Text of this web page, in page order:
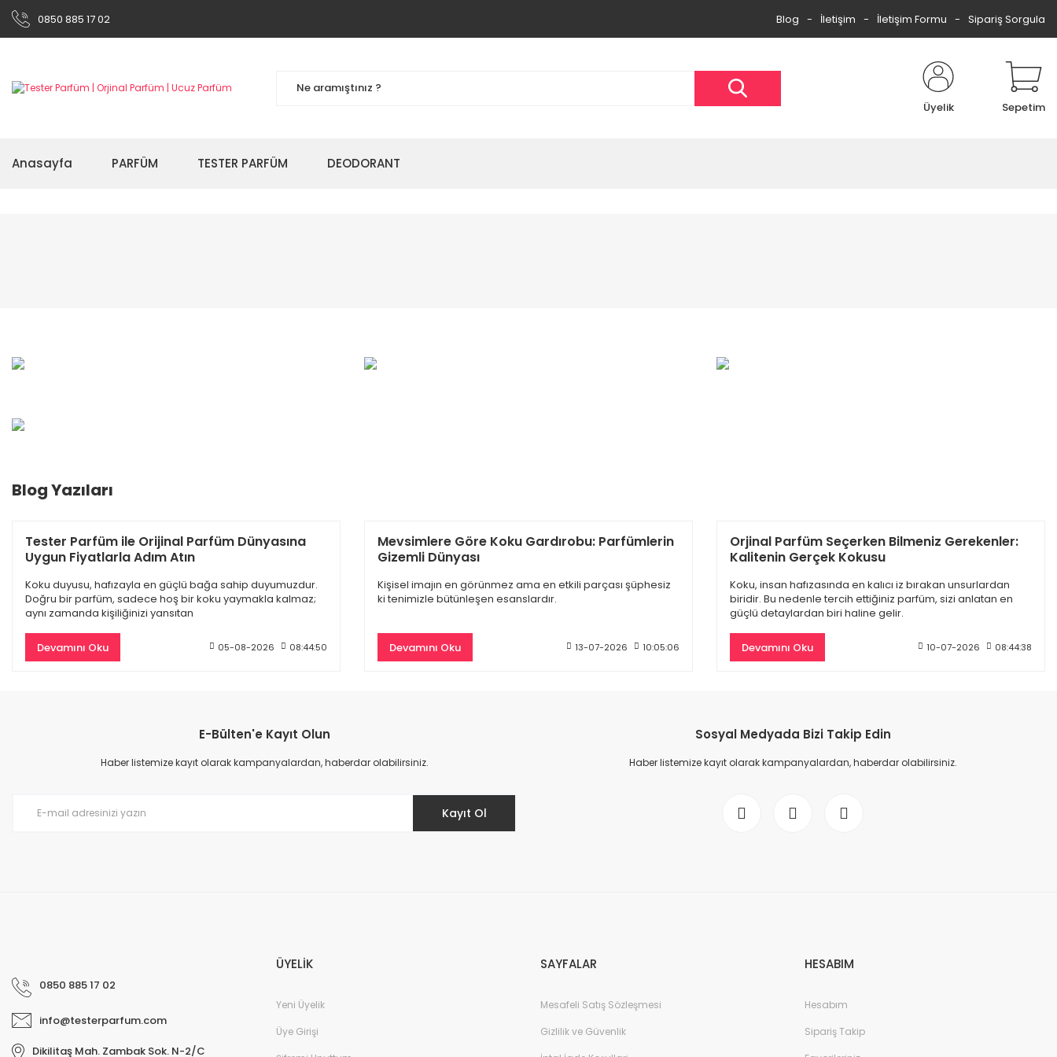
0850 885 17 02 Blog İletişim İletişim Formu Sipariş Sorgula
Üyelik Sepetim
Anasayfa PARFÜM TESTER PARFÜM DEODORANT
Dior Sauvage Edp Erkek Parfüm 100 Ml
4.845,00 TL 9.500,00 TL
11.330,00 TL
4.880,60 TL 10.610,00 TL
Blog Yazıları
Tester Parfüm ile Orijinal Parfüm Dünyasına
Uygun Fiyatlarla Adım Atın
Koku duyusu, hafızayla en güçlü bağa sahip duyumuzdur.
Doğru bir parfüm, sadece hoş bir koku yaymakla kalmaz;
aynı zamanda kişiliğinizi yansıtan
Devamını Oku 05-08-2026 08:44:50
Mevsimlere Göre Koku Gardırobu: Parfümlerin
Gizemli Dünyası
Kişisel imajın en görünmez ama en etkili parçası şüphesiz
ki tenimizle bütünleşen esanslardır.
Devamını Oku 13-07-2026 10:05:06
Orjinal Parfüm Seçerken Bilmeniz Gerekenler:
Kalitenin Gerçek Kokusu
Koku, insan hafızasında en kalıcı iz bırakan unsurlardan
biridir. Bu nedenle tercih ettiğiniz parfüm, sizi anlatan en
güçlü detaylardan biri haline gelir.
Devamını Oku 10-07-2026 08:44:38
E-Bülten'e Kayıt Olun
Haber listemize kayıt olarak kampanyalardan, haberdar olabilirsiniz.
Kayıt Ol
Sosyal Medyada Bizi Takip Edin
Haber listemize kayıt olarak kampanyalardan, haberdar olabilirsiniz.
0850 885 17 02
info@testerparfum.com
Dikilitaş Mah. Zambak Sok. N-2/C
ÜYELİK
Yeni Üyelik
Üye Girişi
SAYFALAR
Mesafeli Satış Sözleşmesi
Gizlilik ve Güvenlik
HESABIM
Hesabım
Sipariş Takip